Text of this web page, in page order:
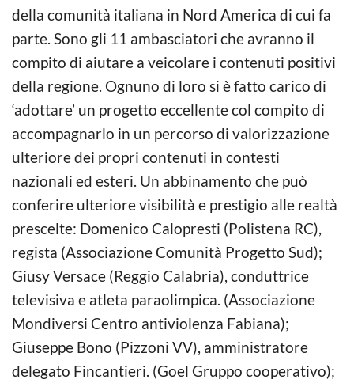
della comunità italiana in Nord America di cui fa
parte. Sono gli 11 ambasciatori che avranno il
compito di aiutare a veicolare i contenuti positivi
della regione. Ognuno di loro si è fatto carico di
‘adottare’ un progetto eccellente col compito di
accompagnarlo in un percorso di valorizzazione
ulteriore dei propri contenuti in contesti
nazionali ed esteri. Un abbinamento che può
conferire ulteriore visibilità e prestigio alle realtà
prescelte: Domenico Calopresti (Polistena RC),
regista (Associazione Comunità Progetto Sud);
Giusy Versace (Reggio Calabria), conduttrice
televisiva e atleta paraolimpica. (Associazione
Mondiversi Centro antiviolenza Fabiana);
Giuseppe Bono (Pizzoni VV), amministratore
delegato Fincantieri. (Goel Gruppo cooperativo);